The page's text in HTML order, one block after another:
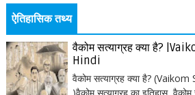
ऐतिहासिक तथ्य
वैकोम सत्याग्रह क्या है?
Hindi
वैकोम सत्याग्रह क्या है?